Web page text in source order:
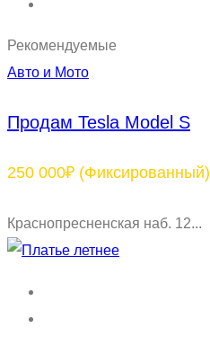
Рекомендуемые
Авто и Мото
Продам Tesla Model S
250 000₽ (Фиксированный)
Краснопресненская наб. 12...